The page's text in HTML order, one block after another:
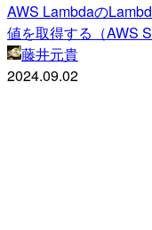
AWS Lambdaの
値を取得する（AWS
藤井元貴
2024.09.02